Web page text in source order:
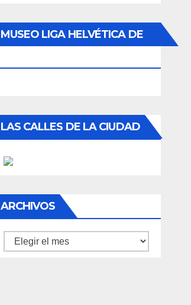
MUSEO LIGA HELVÉTICA DE
LAS CALLES DE LA CIUDAD
ARCHIVOS
Archivos